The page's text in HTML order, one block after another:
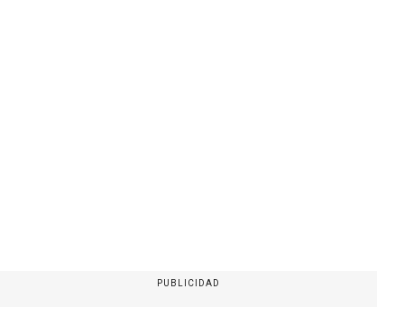
PUBLICIDAD